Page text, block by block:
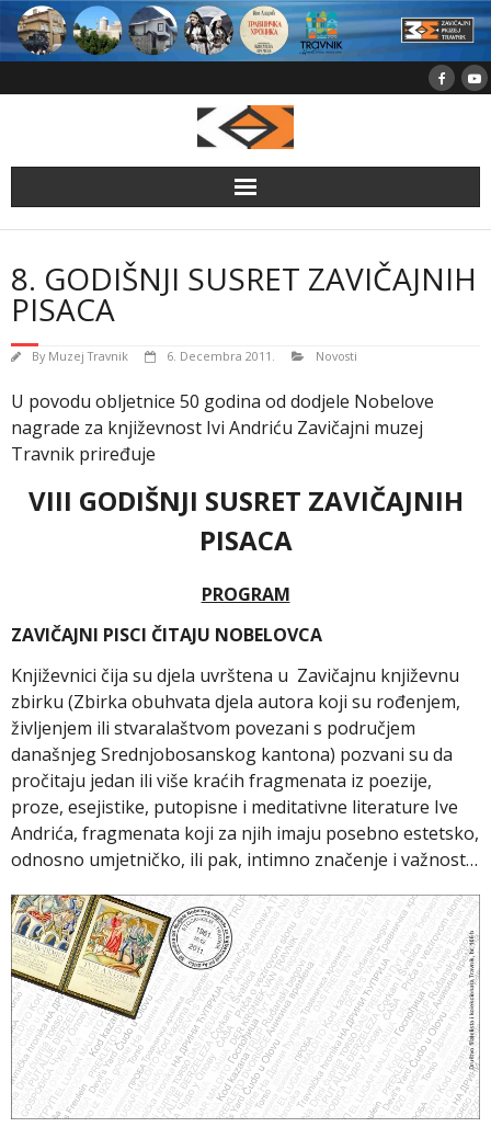
Skip
content
8. GODIŠNJI SUSRET ZAVIČAJNIH
PISACA
By Muzej Travnik 6. Decembra 2011. Novosti
U povodu obljetnice 50 godina od dodjele Nobelove
nagrade za književnost Ivi Andriću Zavičajni muzej
Travnik priređuje
VIII GODIŠNJI SUSRET ZAVIČAJNIH
PISACA
PROGRAM
ZAVIČAJNI PISCI ČITAJU NOBELOVCA
Književnici čija su djela uvrštena u Zavičajnu književnu
zbirku (Zbirka obuhvata djela autora koji su rođenjem,
življenjem ili stvaralaštvom povezani s područjem
današnjeg Srednjobosanskog kantona) pozvani su da
pročitaju jedan ili više kraćih fragmenata iz poezije,
proze, esejistike, putopisne i meditativne literature Ive
Andrića, fragmenata koji za njih imaju posebno estetsko,
odnosno umjetničko, ili pak, intimno značenje i važnost…